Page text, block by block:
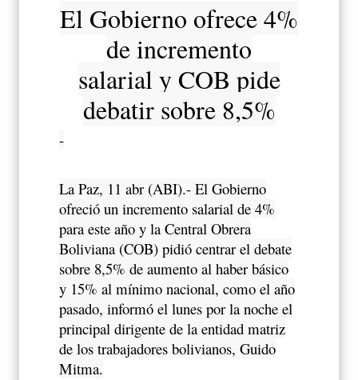
El Gobierno ofrece 4%
de incremento
salarial y COB pide
debatir sobre 8,5%
-
La Paz, 11 abr (ABI).- El Gobierno
ofreció un incremento salarial de 4%
para este año y la Central Obrera
Boliviana (COB) pidió centrar el debate
sobre 8,5% de aumento al haber básico
y 15% al mínimo nacional, como el año
pasado, informó el lunes por la noche el
principal dirigente de la entidad matriz
de los trabajadores bolivianos, Guido
Mitma.